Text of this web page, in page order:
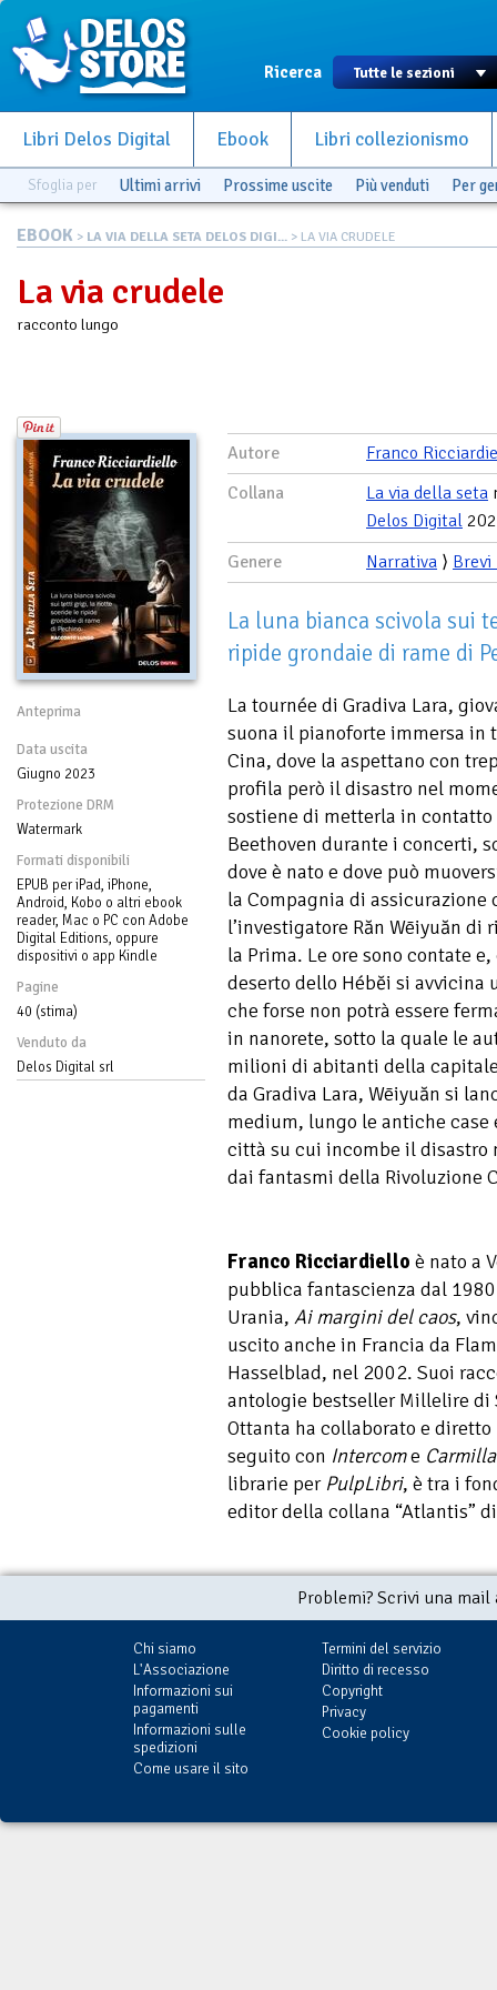
Ricerca
Libri Delos Digital Ebook Libri collezionismo
Sfoglia per Ultimi arrivi Prossime uscite Più venduti Per
EBOOK > LA VIA DELLA SETA DELOS DIGI... > LA VIA CRUDELE
La via crudele
racconto lungo
Anteprima
Data uscita
Giugno 2023
Protezione DRM
Watermark
Formati disponibili
EPUB per iPad, iPhone,
Android, Kobo o altri ebook
reader, Mac o PC con Adobe
Digital Editions, oppure
dispositivi o app Kindle
Pagine
40 (stima)
Venduto da
Delos Digital srl
Autore
Franco
Collana
La via della seta
Delos Digital
Genere
Narrativa ⟩ Brevi
La luna bianca scivola sui
ripide grondaie di rame di
La tournée di Gradiva Lara,
suona il pianoforte immersa
Cina, dove la aspettano con
profila però il disastro nel
sostiene di metterla in
Beethoven durante i concerti,
dove è nato e dove può
la Compagnia di
l’investigatore Răn Wēiyuăn
la Prima. Le ore sono contate
deserto dello Hébĕi si avvicina
che forse non potrà essere
in nanorete, sotto la quale le
milioni di abitanti della
da Gradiva Lara, Wēiyuăn si
medium, lungo le antiche
città su cui incombe il disastro
dai fantasmi della Rivoluzione
Franco Ricciardiello è nato a
pubblica fantascienza dal
Urania, Ai margini del caos,
uscito anche in Francia da
Hasselblad, nel 2002. Suoi
antologie bestseller Millelire
Ottanta ha collaborato e
seguito con Intercome
librarie per PulpLibri, è tra i
editor della collana “Atlantis”
Problemi? Scrivi una
Chi siamo
L'Associazione
Informazioni sui
pagamenti
Informazioni sulle
spedizioni
Come usare il sito
Termini del servizio
Diritto di recesso
Copyright
Privacy
Cookie policy